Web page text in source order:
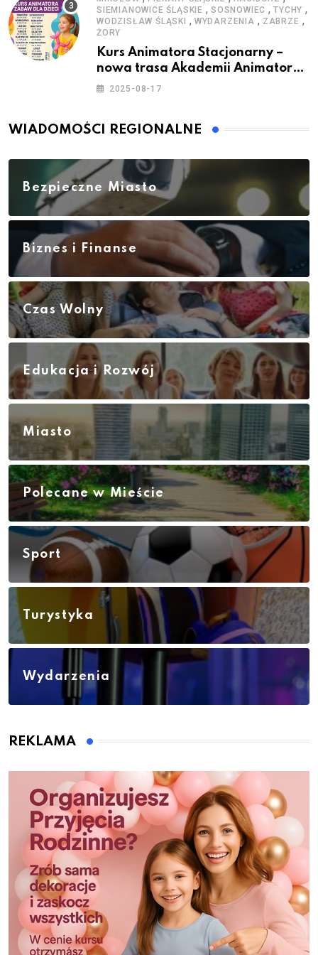
SIEMIANOWICE ŚLĄSKIE ,SOSNOWIEC ,TYCHY ,
WODZISŁAW ŚLĄSKI , WYDARZENIA , ZABRZE ,
ŻORY
Kurs Animatora Stacjonarny –
nowa trasa Akademii Animatora
– jesień 2025
2025-08-17
WIADOMOŚCI REGIONALNE
Bezpieczne Miasto
Biznes i Finanse
Czas Wolny
Edukacja i Rozwój
Miasto
Polecane w Mieście
Sport
Turystyka
Wydarzenia
REKLAMA